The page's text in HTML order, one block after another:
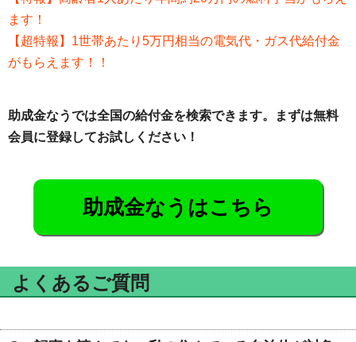
ます！
【超特報】1世帯あたり5万円相当の電気代・ガス代給付金
がもらえます！！
助成金なうでは全国の給付金を検索できます。まずは無料
会員に登録してお試しください！
助成金なうはこちら
よくあるご質問